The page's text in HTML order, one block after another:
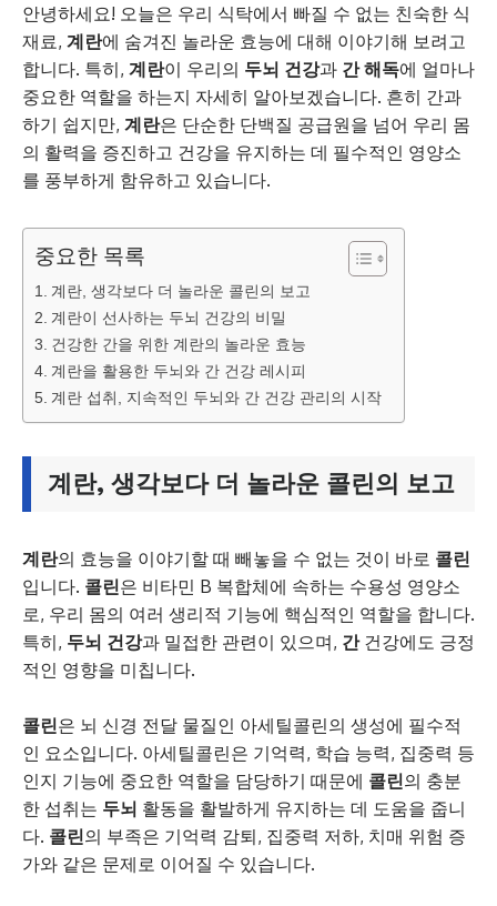
안녕하세요! 오늘은 우리 식탁에서 빠질 수 없는 친숙한 식
재료, 계란에 숨겨진 놀라운 효능에 대해 이야기해 보려고
합니다. 특히, 계란이 우리의 두뇌 건강과 간 해독에 얼마나
중요한 역할을 하는지 자세히 알아보겠습니다. 흔히 간과
하기 쉽지만, 계란은 단순한 단백질 공급원을 넘어 우리 몸
의 활력을 증진하고 건강을 유지하는 데 필수적인 영양소
를 풍부하게 함유하고 있습니다.
중요한 목록
계란, 생각보다 더 놀라운 콜린의 보고
계란이 선사하는 두뇌 건강의 비밀
건강한 간을 위한 계란의 놀라운 효능
계란을 활용한 두뇌와 간 건강 레시피
계란 섭취, 지속적인 두뇌와 간 건강 관리의 시작
계란, 생각보다 더 놀라운 콜린의 보고
계란의 효능을 이야기할 때 빼놓을 수 없는 것이 바로 콜린
입니다. 콜린은 비타민 B 복합체에 속하는 수용성 영양소
로, 우리 몸의 여러 생리적 기능에 핵심적인 역할을 합니다.
특히, 두뇌 건강과 밀접한 관련이 있으며, 간건강에도 긍정
적인 영향을 미칩니다.
콜린은 뇌 신경 전달 물질인 아세틸콜린의 생성에 필수적
인 요소입니다. 아세틸콜린은 기억력, 학습 능력, 집중력 등
인지 기능에 중요한 역할을 담당하기 때문에 콜린의 충분
한 섭취는 두뇌 활동을 활발하게 유지하는 데 도움을 줍니
다. 콜린의 부족은 기억력 감퇴, 집중력 저하, 치매 위험 증
가와 같은 문제로 이어질 수 있습니다.